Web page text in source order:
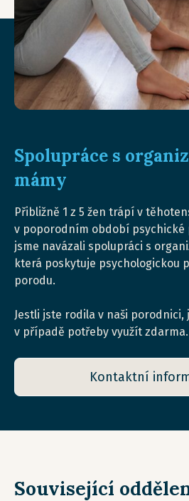
Spolupráce s
mámy
Přibližně 1 z 5 žen trápí v
v poporodním období psychické
jsme navázali spolupráci s
která poskytuje psychologickou
porodu.
Jestli jste rodila v naši porodnici,
v případě potřeby využít zdarma.
Kontaktní
Související